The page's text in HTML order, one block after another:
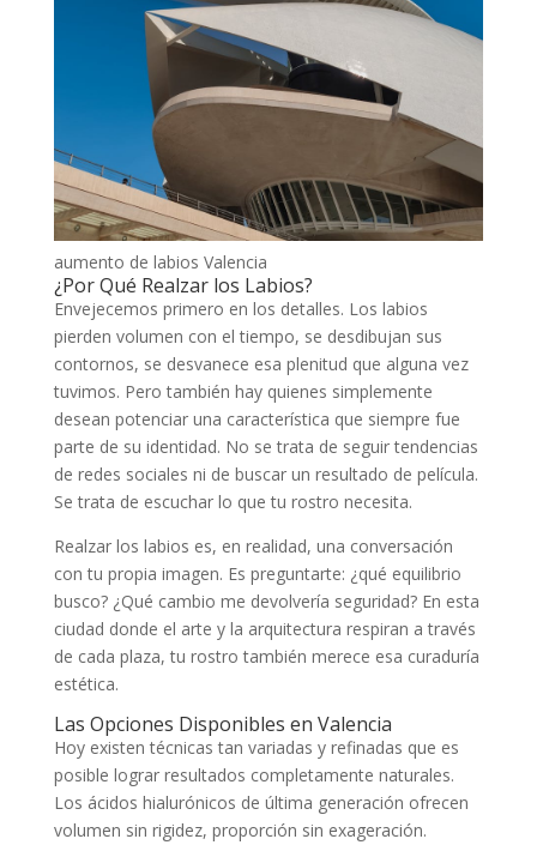
aumento de labios Valencia
¿Por Qué Realzar los Labios?
Envejecemos primero en los detalles. Los labios
pierden volumen con el tiempo, se desdibujan sus
contornos, se desvanece esa plenitud que alguna vez
tuvimos. Pero también hay quienes simplemente
desean potenciar una característica que siempre fue
parte de su identidad. No se trata de seguir tendencias
de redes sociales ni de buscar un resultado de película.
Se trata de escuchar lo que tu rostro necesita.
Realzar los labios es, en realidad, una conversación
con tu propia imagen. Es preguntarte: ¿qué equilibrio
busco? ¿Qué cambio me devolvería seguridad? En esta
ciudad donde el arte y la arquitectura respiran a través
de cada plaza, tu rostro también merece esa curaduría
estética.
Las Opciones Disponibles en Valencia
Hoy existen técnicas tan variadas y refinadas que es
posible lograr resultados completamente naturales.
Los ácidos hialurónicos de última generación ofrecen
volumen sin rigidez, proporción sin exageración.